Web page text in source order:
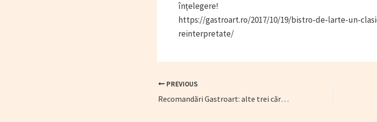
înțelegere!
https://gastroart.ro/2017/10/19/bistro-de-larte-un-
reinterpretate/
Post
navigation
PREVIOUS
Recomandări Gastroart: alte trei cărți cu și despre gastronomie